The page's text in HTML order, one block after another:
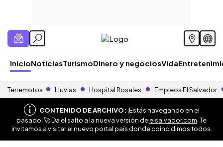
InicioNoticiasTurismoDinero y negociosVida
Terremotos Lluvias Hospital Rosales Empleos El Salvador
CONTENIDO DE ARCHIVO:¡Estás navegando en el
pasado! 🚀 Da el salto a la nueva versión deelsalvador.com . Te
invitamos a visitar el nuevo portal país donde coincidimos todos.